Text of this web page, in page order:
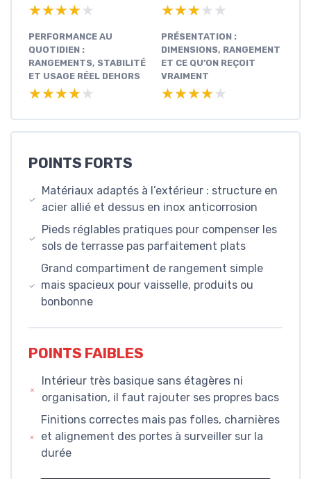
★★★★★
★★★★★ ★★★★★
★★★★★
PERFORMANCE AU
QUOTIDIEN :
RANGEMENTS, STABILITÉ
ET USAGE RÉEL DEHORS
★★★★★
★★★★★
PRÉSENTATION :
DIMENSIONS, RANGEMENT
ET CE QU’ON REÇOIT
VRAIMENT
★★★★★
★★★★★
POINTS FORTS
Matériaux adaptés à l’extérieur : structure en
acier allié et dessus en inox anticorrosion
Pieds réglables pratiques pour compenser les
sols de terrasse pas parfaitement plats
Grand compartiment de rangement simple
mais spacieux pour vaisselle, produits ou
bonbonne
POINTS FAIBLES
Intérieur très basique sans étagères ni
organisation, il faut rajouter ses propres bacs
Finitions correctes mais pas folles, charnières
et alignement des portes à surveiller sur la
durée